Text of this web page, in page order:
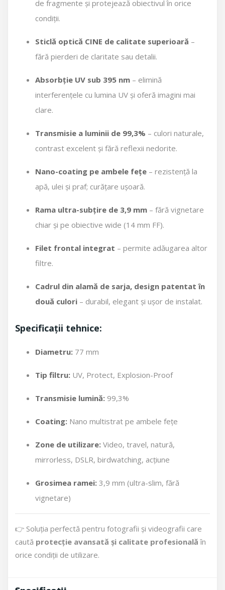
de fragmente și protejează obiectivul în orice
condiții.
Sticlă optică CINE de calitate superioară –
fără pierderi de claritate sau detalii.
Absorbție UV sub 395 nm – elimină
interferențele cu lumina UV și oferă imagini mai
clare.
Transmisie a luminii de 99,3% – culori naturale,
contrast excelent și fără reflexii nedorite.
Nano-coating pe ambele fețe – rezistență la
apă, ulei și praf; curățare ușoară.
Rama ultra-subțire de 3,9 mm – fără vignetare
chiar și pe obiective wide (14 mm FF).
Filet frontal integrat – permite adăugarea altor
filtre.
Cadrul din alamă de sarja, design patentat în
două culori – durabil, elegant și ușor de instalat.
Specificații tehnice:
Diametru: 77 mm
Tip filtru: UV, Protect, Explosion-Proof
Transmisie lumină: 99,3%
Coating: Nano multistrat pe ambele fețe
Zone de utilizare: Video, travel, natură,
mirrorless, DSLR, birdwatching, acțiune
Grosimea ramei: 3,9 mm (ultra-slim, fără
vignetare)
👉 Soluția perfectă pentru fotografii și videografii care
caută protecție avansată și calitate profesională în
orice condiții de utilizare.